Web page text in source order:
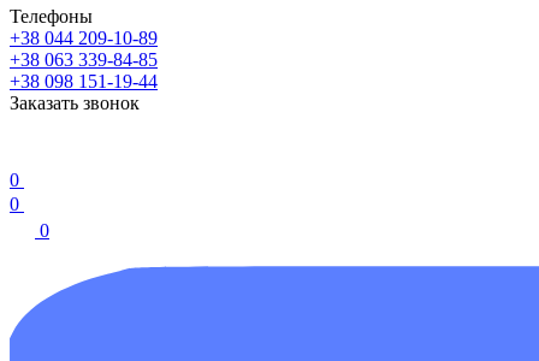
Телефоны
+38 044 209-10-89
+38 063 339-84-85
+38 098 151-19-44
Заказать звонок
0
0
0